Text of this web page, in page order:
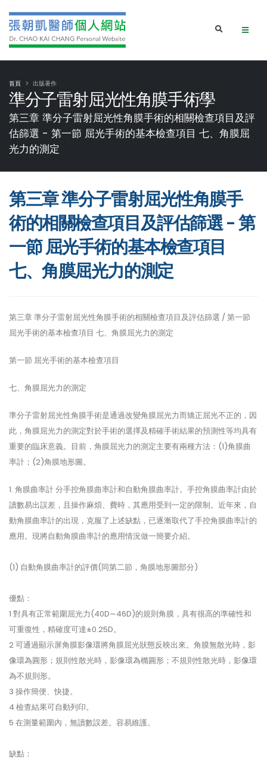
準分子雷射屈光性角膜手術學
第三章 準分子雷射屈光性角膜手術的相關檢查項目及評
估篩選 - 第一節 屈光手術的基本檢查項目 七、角膜屈
光力的測定
首頁 出版著作
第三章 準分子雷射屈光性角膜手
術的相關檢查項目及評估篩選 - 第
一節 屈光手術的基本檢查項目
七、角膜屈光力的測定
第三章 準分子雷射屈光性角膜手術的相關檢查項目及評估篩選 / 第一節
屈光手術的基本檢查項目 七、角膜屈光力的測定
第一節 屈光手術的基本檢查項目
七、角膜屈光力的測定
準分子雷射屈光性角膜手術是通過改變角膜屈光力而矯正屈光不正的，因
此，角膜屈光力的測定對於手術的選擇及精確手術結果的預測性等均具有
重要的臨床意義。目前，角膜屈光力的測定主要有兩種方法：(1)角膜曲
率計；(2)角膜地形圖。
1. 角膜曲率計 分手控角膜曲率計和自動角膜曲率計。手控角膜曲率計由於
讀數易出誤差，且操作麻煩、費時，其應用受到一定的限制。近年來，自
動角膜曲率計的出現，克服了上述缺點，已逐漸取代了手控角膜曲率計的
應用。現將自動角膜曲率計的應用情況做一簡要介紹。
(1) 自動角膜曲率計的評價(同第二節，角膜地形圖部分)
優點：
1 對具有正常範圍屈光力(40D∼46D)的規則角膜，具有很高的準確性和
可重復性，精確度可達±0.25D。
2 可通過顯示屏角膜影像環將角膜屈光狀態反映出來。角膜無散光時，影
像環為圓形；規則性散光時，影像環為橢圓形；不規則性散光時，影像環
為不規則形。
3 操作簡便、快捷。
4 檢查結果可自動列印。
5 在測量範圍內，無讀數誤差。容易維護。
缺點：